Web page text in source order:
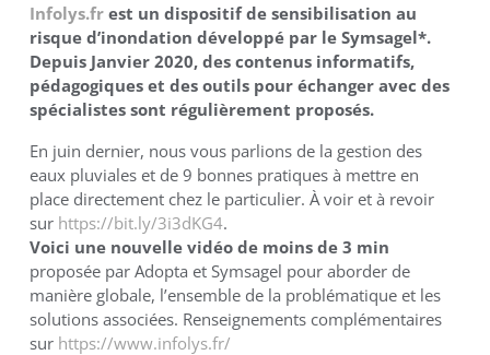
Infolys.frest un dispositif de sensibilisation au
risque d’inondation développé par le Symsagel*.
Depuis Janvier 2020, des contenus informatifs,
pédagogiques et des outils pour échanger avec des
spécialistes sont régulièrement proposés.
En juin dernier, nous vous parlions de la gestion des
eaux pluviales et de 9 bonnes pratiques à mettre en
place directement chez le particulier. À voir et à revoir
sur https://bit.ly/3i3dKG4.
Voici une nouvelle vidéo de moins de 3 min
proposée par Adopta et Symsagel pour aborder de
manière globale, l’ensemble de la problématique et les
solutions associées. Renseignements complémentaires
sur https://www.infolys.fr/